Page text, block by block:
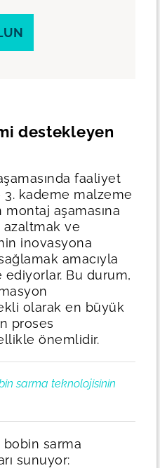
destekleyen
faaliyet
kademe malzeme
aşamasına
ve
inovasyona
amacıyla
Bu durum,
olarak en büyük
proses
önemlidir.
sarma teknolojisinin
sarma
sunuyor: